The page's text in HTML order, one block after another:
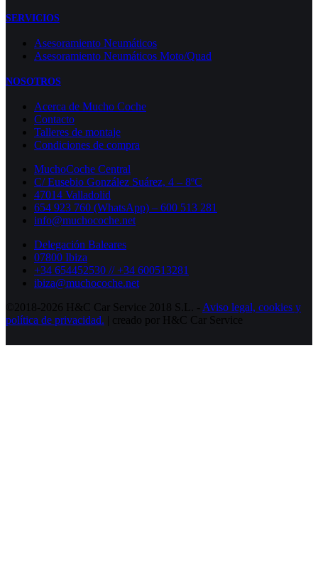
SERVICIOS
Asesoramiento Neumáticos
Asesoramiento Neumáticos Moto/Quad
NOSOTROS
Acerca de Mucho Coche
Contacto
Talleres de montaje
Condiciones de compra
MuchoCoche Central
C/ Eusebio González Suárez, 4 – 8ºC
47014 Valladolid
654 923 760 (WhatsApp) – 600 513 281
info@muchocoche.net
Delegación Baleares
07800 Ibiza
+34 654452530 // +34 600513281
ibiza@muchocoche.net
©2018-2026 H&C Car Service 2018 S.L. - Aviso legal, cookies y
política de privacidad. | creado por H&C Car Service